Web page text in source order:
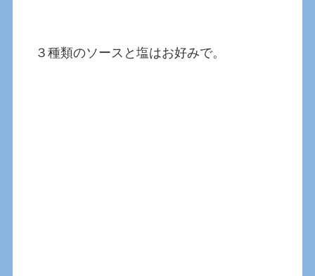
３種類のソースと塩はお好みで。